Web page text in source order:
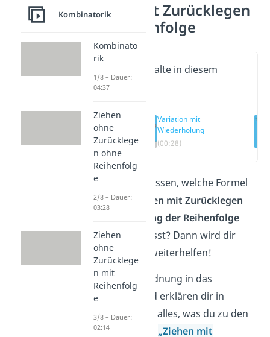
Ziehen mit Zurücklegen
mit Reihenfolge
Wichtige Inhalte in diesem
Video
Variation mit
Wiederholung
(00:28)
Du möchtest wissen, welche Formel
du beiZiehungen mit Zurücklegen
unter Beachtung der Reihenfolge
verwenden musst? Dann wird dir
dieser Beitrag weiterhelfen!
Wir bringen Ordnung in das
Kugelchaos und erklären dir in
unseren Videos alles, was du zu den
Urnenmodellen „Ziehen mit
Kombinatorik
Kombinato
rik
1/8 – Dauer:
04:37
Ziehen
ohne
Zurücklege
n ohne
Reihenfolg
e
2/8 – Dauer:
03:28
Ziehen
ohne
Zurücklege
n mit
Reihenfolg
e
3/8 – Dauer:
02:14